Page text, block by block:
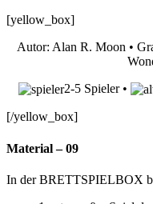
[yellow_box]
Autor: Alan R. Moon •
2-5 Spieler •
[/yellow_box]
Material – 09
In der BRETTSPIELBOX